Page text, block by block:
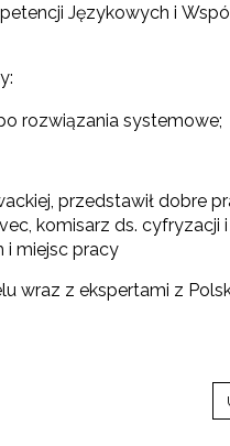
Językowych i
rozwiązania systemowe;
przedstawił dobre
komisarz ds. cyfryzacji
i miejsc pracy
wraz z ekspertami z